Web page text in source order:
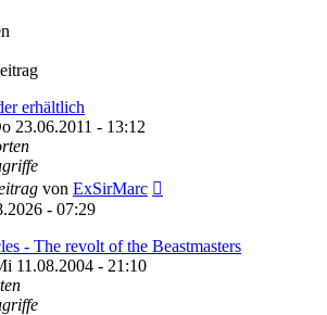
erhältlich
23.06.2011 - 13:12
von ExSirMarc
- 07:29
- The revolt of the Beastmasters
11.08.2004 - 21:10